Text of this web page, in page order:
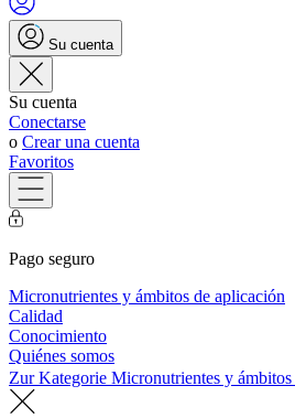
Su cuenta
Su cuenta
Conectarse
o Crear una cuenta
Favoritos
Pago seguro
Micronutrientes y ámbitos de aplicación
Calidad
Conocimiento
Quiénes somos
Zur Kategorie Micronutrientes y